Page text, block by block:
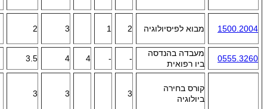
1500.2004 מבוא לפיסיולוגיה 2
1
3
2
0555.3260
מעבדה בהנדסה
ביו רפואית
-
-
4
4
3.5
קורס בחירה
ביולוגיה
3
3
3